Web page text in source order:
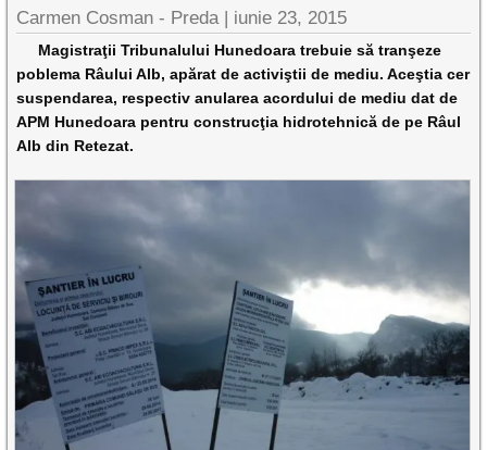
Carmen Cosman - Preda | iunie 23, 2015
Magistraţii Tribunalului Hunedoara trebuie să tranşeze
poblema Râului Alb, apărat de activiştii de mediu. Aceştia cer
suspendarea, respectiv anularea acordului de mediu dat de
APM Hunedoara pentru construcţia hidrotehnică de pe Râul
Alb din Retezat.